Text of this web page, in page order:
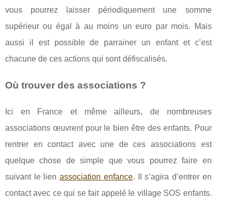
vous pourrez laisser périodiquement une somme
supérieur ou égal à au moins un euro par mois. Mais
aussi il est possible de parrainer un enfant et c’est
chacune de ces actions qui sont défiscalisés.
Où trouver des associations ?
Ici en France et même ailleurs, de nombreuses
associations œuvrent pour le bien être des enfants. Pour
rentrer en contact avec une de ces associations est
quelque chose de simple que vous pourrez faire en
suivant le lienassociation enfance. Il s’agira d’entrer en
contact avec ce qui se fait appelé le village SOS enfants.